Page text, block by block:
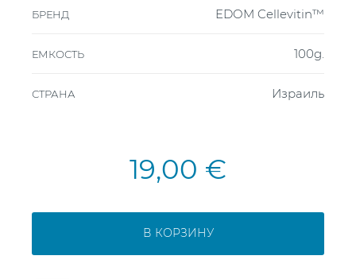
БРЕНД EDOM Cellevitin™
ЕМКОСТЬ 100g.
СТРАНА Израиль
19,00 €
В КОРЗИНУ